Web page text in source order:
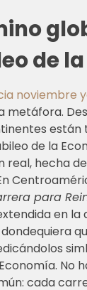
de
noviembre
metáfora.
de la
real, hecha
para
en la
No
cada